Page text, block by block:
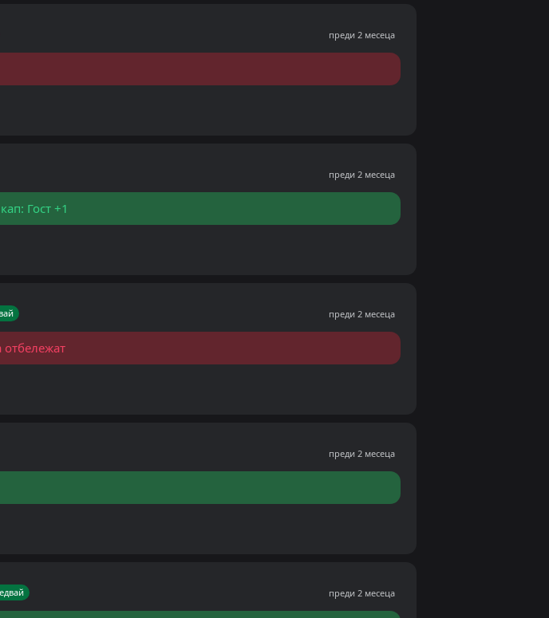
преди 2 месеца
преди 2 месеца
Гост +1
преди 2 месеца
отбележат
преди 2 месеца
преди 2 месеца